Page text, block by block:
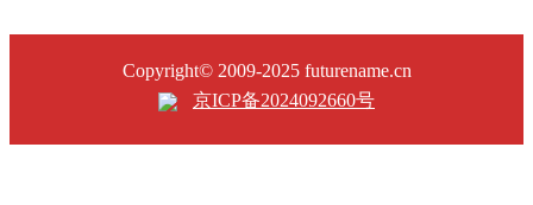
Copyright© 2009-2025 futurename.cn
京ICP备2024092660号